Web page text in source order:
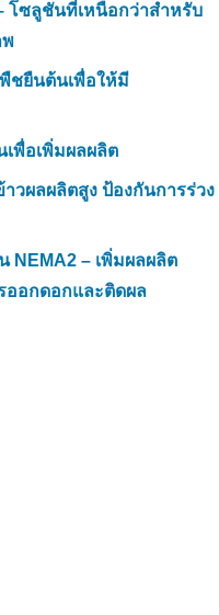
โซลูชันที่เหนือกว่าสำหรับ
ชยืนต้นเพื่อให้มี
พื่อเพิ่มผลผลิต
วผลผลิตสูง ป้องกันการร่วง
NEMA2 – เพิ่มผลผลิต
ออกดอกและติดผล